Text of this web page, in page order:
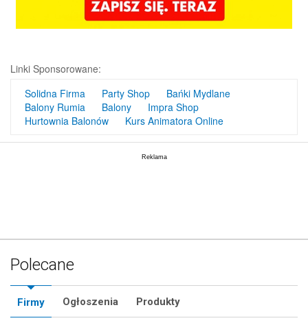
Linki Sponsorowane:
Solidna Firma
Party Shop
Bańki Mydlane
Balony Rumia
Balony
Impra Shop
Hurtownia Balonów
Kurs Animatora Online
Polecane
Firmy Ogłoszenia Produkty